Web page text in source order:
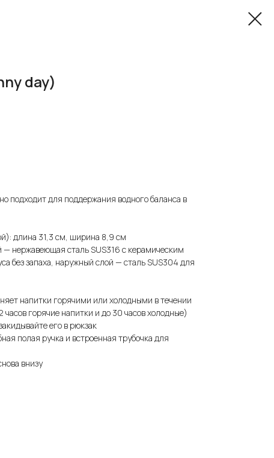
day)
подходит для поддержания водного баланса в
длина 31,3 см, ширина 8,9 см
нержавеющая сталь SUS316 с керамическим
без запаха, наружный слой — сталь SUS304 для
напитки горячими или холодными в течении
горячие напитки и до 30 часов холодные)
его в рюкзак
полая ручка и встроенная трубочка для
внизу